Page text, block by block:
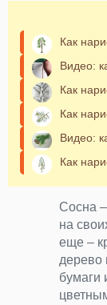
Как
Видео:
Как
Как
Видео:
Как
Сосна
на
еще –
дерево
бумаги